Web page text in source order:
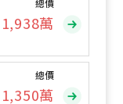
1,938萬
總價
1,350萬